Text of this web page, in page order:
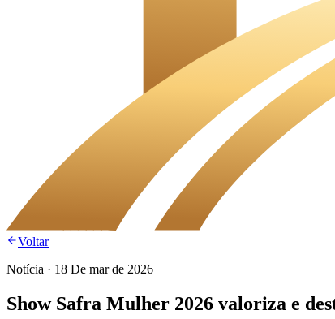
Voltar
Notícia · 18 De mar de 2026
Show Safra Mulher 2026 valoriza e